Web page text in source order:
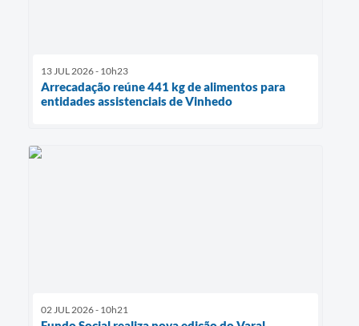
13 JUL 2026 - 10h23
Arrecadação reúne 441 kg de alimentos para
entidades assistenciais de Vinhedo
02 JUL 2026 - 10h21